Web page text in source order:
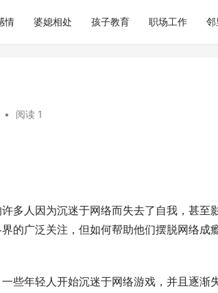
情 婆媳相处 孩子教育 职场工作 邻
• 阅读 1
多人因为沉迷于网络而失去了自我，甚至
的广泛关注，但如何帮助他们摆脱网络成
些年轻人开始沉迷于网络游戏，并且逐渐